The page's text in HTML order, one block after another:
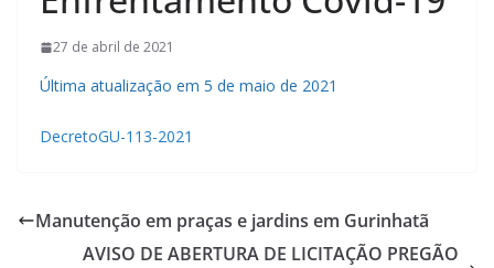
27 de abril de 2021
Última atualização em 5 de maio de 2021
DecretoGU-113-2021
Manutenção em praças e jardins em Gurinhatã
AVISO DE ABERTURA DE LICITAÇÃO PREGÃO